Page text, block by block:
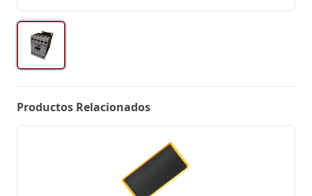
Productos Relacionados